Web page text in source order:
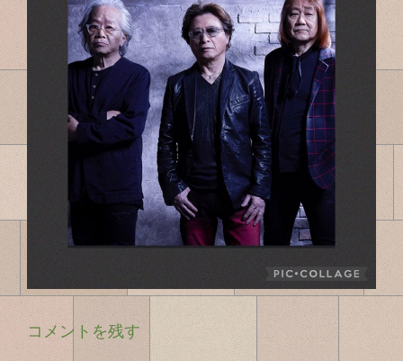
コメントを残す